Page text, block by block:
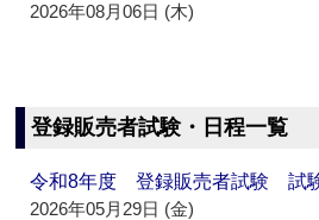
2026年08月06日 (木)
登録販売者試験・日程一覧
令和8年度 登録販売者試験 試
2026年05月29日 (金)